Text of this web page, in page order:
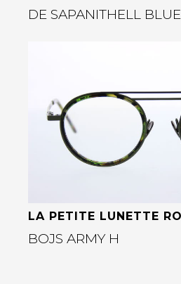
DE SAPANITHELL
LA PETITE LUNETTE
BOJS ARMY H